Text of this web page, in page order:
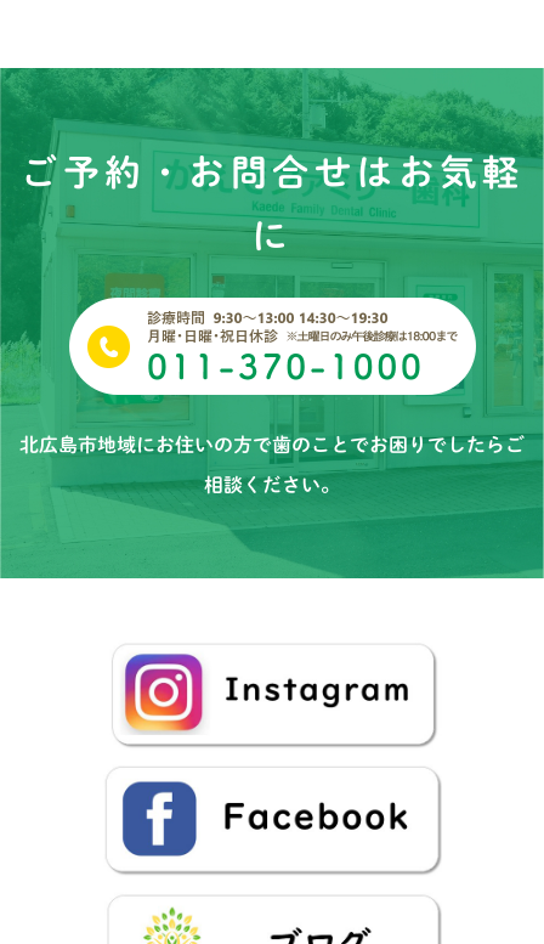
ご予約・お問合せはお気軽
に
北広島市地域にお住いの方で歯のことでお困りでしたらご
相談ください。